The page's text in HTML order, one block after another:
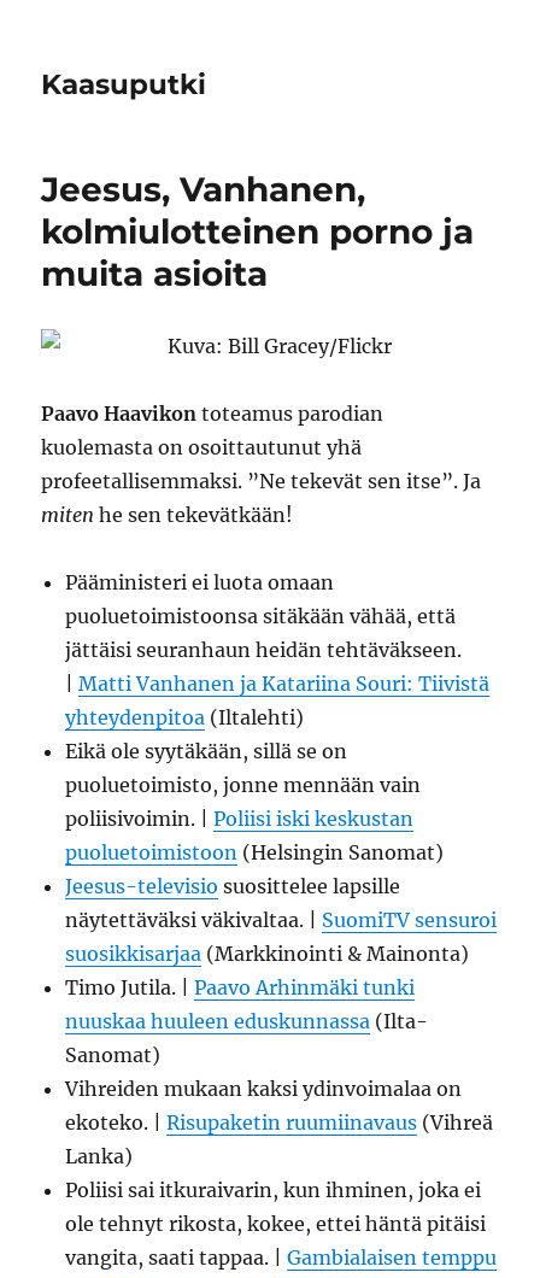
Kaasuputki
Jeesus, Vanhanen,
kolmiulotteinen porno ja
muita asioita
Paavo Haavikon toteamus parodian
kuolemasta on osoittautunut yhä
profeetallisemmaksi. ”Ne tekevät sen itse”. Ja
miten he sen tekevätkään!
Pääministeri ei luota omaan
puoluetoimistoonsa sitäkään vähää, että
jättäisi seuranhaun heidän tehtäväkseen.
|Matti Vanhanen ja Katariina Souri: Tiivistä
yhteydenpitoa (Iltalehti)
Eikä ole syytäkään, sillä se on
puoluetoimisto, jonne mennään vain
poliisivoimin. |Poliisi iski keskustan
puoluetoimistoon (Helsingin Sanomat)
Jeesus-televisio suosittelee lapsille
näytettäväksi väkivaltaa. | SuomiTV sensuroi
suosikkisarjaa (Markkinointi & Mainonta)
Timo Jutila. |Paavo Arhinmäki tunki
nuuskaa huuleen eduskunnassa (Ilta-
Sanomat)
Vihreiden mukaan kaksi ydinvoimalaa on
ekoteko. |Risupaketin ruumiinavaus (Vihreä
Lanka)
Poliisi sai itkuraivarin, kun ihminen, joka ei
ole tehnyt rikosta, kokee, ettei häntä pitäisi
vangita, saati tappaa. |Gambialaisen temppu